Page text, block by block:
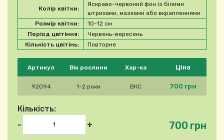
Будь ласка, виберіть продукт
Артикул Вік рослини Хар-ка Ціна
92094 1-2 роки ВКС 700 грн
Кількість:
-
+ 700 грн
Колір квітки:
Яскраво-червоний фон із білими
штрихами, мазками або вкрапленнями
Розмір квітки:
10-12 см
Період цвітіння:
Червень-вересень
Кількість цвітінь:
Повторне